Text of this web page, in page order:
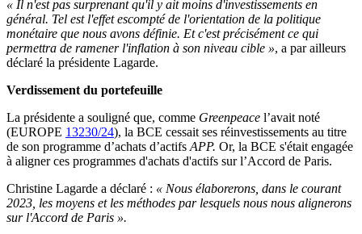
« Il n'est pas surprenant qu'il y ait moins d'investissements en
général. Tel est l'effet escompté de l'orientation de la politique
monétaire que nous avons définie. Et c'est précisément ce qui
permettra de ramener l'inflation à son niveau cible », a par ailleurs
déclaré la présidente Lagarde.
Verdissement du portefeuille
La présidente a souligné que, comme Greenpeace l’avait noté
(EUROPE 13230/24), la BCE cessait ses réinvestissements au titre
de son programme d’achats d’actifs APP. Or, la BCE s'était engagée
à aligner ces programmes d'achats d'actifs sur l’Accord de Paris.
Christine Lagarde a déclaré : « Nous élaborerons, dans le courant
2023, les moyens et les méthodes par lesquels nous nous alignerons
sur l'Accord de Paris ».